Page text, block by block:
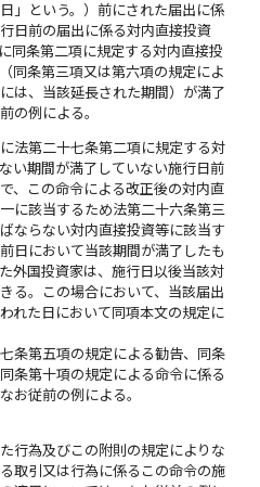
」という。）前にされた届出に係
日前の届出に係る対内直接投資
同条第二項に規定する対内直接投
同条第三項又は第六項の規定によ
は、当該延長された期間）が満了
の例による。
法第二十七条第二項に規定する対
い期間が満了していない施行日前
、この命令による改正後の対内直
に該当するため法第二十六条第三
ならない対内直接投資等に該当す
日において当該期間が満了したも
外国投資家は、施行日以後当該対
る。この場合において、当該届出
れた日において同項本文の規定に
条第五項の規定による勧告、同条
条第十項の規定による命令に係る
お従前の例による。
行為及びこの附則の規定によりな
取引又は行為に係るこの命令の施